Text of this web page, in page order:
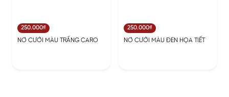
250.000₫
NƠ CƯỚI MÀU TRẤNG CARO
250.000₫
NƠ CƯỚI MÀU ĐEN HỌA TIẾT